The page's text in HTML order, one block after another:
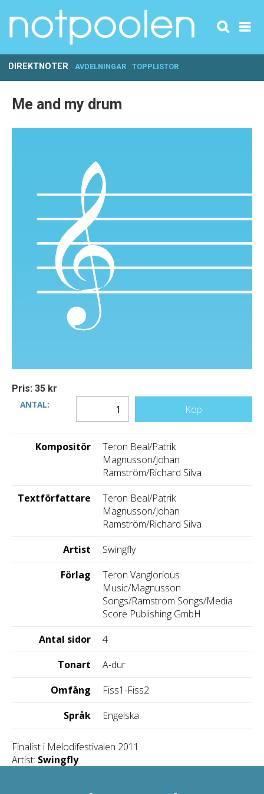
DIREKTNOTER AVDELNINGAR TOPPLISTOR
Me and my drum
Pris: 35 kr
ANTAL:
Köp
Kompositör
Teron Beal/Patrik
Magnusson/Johan
Ramström/Richard Silva
Textförfattare
Teron Beal/Patrik
Magnusson/Johan
Ramström/Richard Silva
Artist
Swingfly
Förlag
Teron Vanglorious
Music/Magnusson
Songs/Ramstrom Songs/Media
Score Publishing GmbH
Antal sidor
4
Tonart
A-dur
Omfång
Fiss1-Fiss2
Språk
Engelska
Finalist i Melodifestivalen 2011
Artist: Swingfly